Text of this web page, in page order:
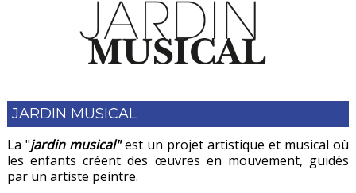
JARDIN MUSICAL
La "jardin musical"est un projet artistique et musical où
les enfants créent des œuvres en mouvement, guidés
par un artiste peintre.